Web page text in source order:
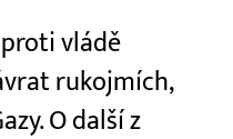
vládě
rukojmích,
O další z